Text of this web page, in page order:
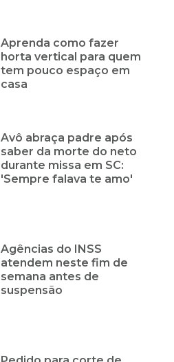
Aprenda como fazer
horta vertical para quem
tem pouco espaço em
casa
Avô abraça padre após
saber da morte do neto
durante missa em SC:
'Sempre falava te amo'
Agências do INSS
atendem neste fim de
semana antes de
suspensão